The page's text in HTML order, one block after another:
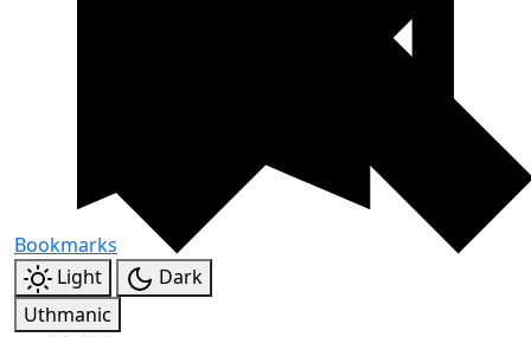
Bookmarks
Light
Dark
Uthmanic